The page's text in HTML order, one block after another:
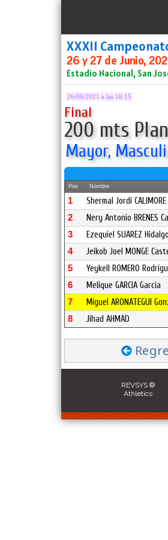
XXXII
26 y 27 de Junio,
Estadio Nacional, San
26/06/2021 a las 16:15
Final
200 mts
Mayor,
Pos Nombre
1 Shermal Jordi
2 Nery Antonio BRENES
3 Ezequiel SUAREZ Hidalgo
4 Jeikob Joel MONGE
5 Yeykell ROMERO
6 Melique GARCIA Garcia
7 Miguel ARONATEGUI
8 Jihad AHMAD
REVSYS ®
Athletics